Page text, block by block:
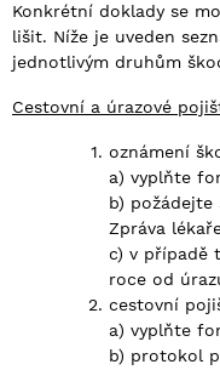
Konkrétní doklady se
lišit. Níže je uveden
jednotlivým druhům
Cestovní a úrazové
oznámení
a) vyplňte
b)
Zpráva
c) v případě
roce od
cestovní
a) vyplňte
b) protokol